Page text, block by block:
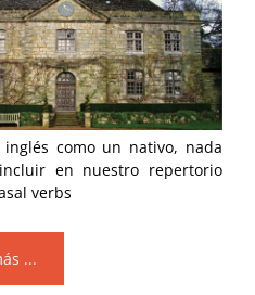
inglés como un nativo, nada
en nuestro repertorio
verbs
...